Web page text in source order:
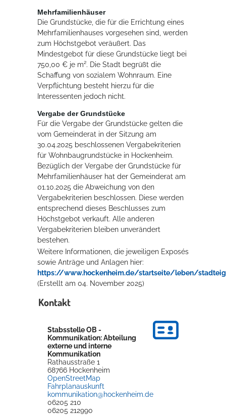
Erleben in Hockenheim
Spaß unter prickelnden Wasserfällen, das rauschende Meer im
Sprudelliege im Solebecken?
mehr dazu...
Mehrfamilienhäuser
Die Grundstücke, die für die Errichtung eines
Mehrfamilienhauses vorgesehen sind, werden
zum Höchstgebot veräußert. Das
Mindestgebot für diese Grundstücke liegt bei
750,00 € je m². Die Stadt begrüßt die
Schaffung von sozialem Wohnraum. Eine
Verpflichtung besteht hierzu für die
Interessenten jedoch nicht.
Vergabe der Grundstücke
Für die Vergabe der Grundstücke gelten die
vom Gemeinderat in der Sitzung am
30.04.2025 beschlossenen Vergabekriterien
für Wohnbaugrundstücke in Hockenheim.
Bezüglich der Vergabe der Grundstücke für
Mehrfamilienhäuser hat der Gemeinderat am
01.10.2025 die Abweichung von den
Vergabekriterien beschlossen. Diese werden
entsprechend dieses Beschlusses zum
Höchstgebot verkauft. Alle anderen
Vergabekriterien bleiben unverändert
bestehen.
Weitere Informationen, die jeweiligen Exposés
sowie Anträge und Anlagen hier:
https://www.hockenheim.de/startseite/leben/
(Erstellt am 04. November 2025)
Kontakt
Stabsstelle OB -
Kommunikation: Abteilung
externe und interne
Kommunikation
Rathausstraße 1
68766 Hockenheim
OpenStreetMap
Fahrplanauskunft
kommunikation@hockenheim.de
06205 210
06205 212990